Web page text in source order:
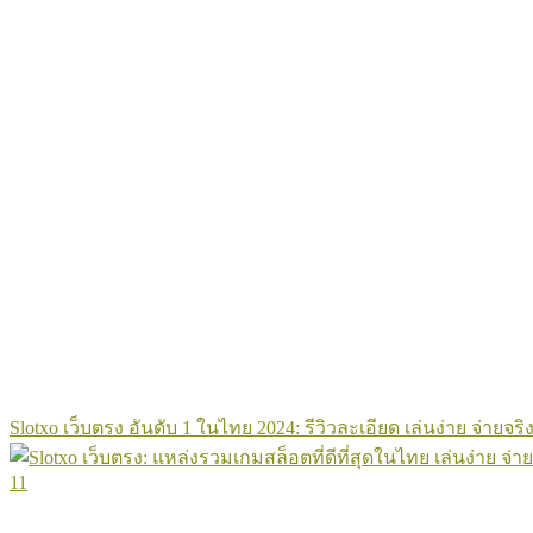
Slotxo เว็บตรง อันดับ 1 ในไทย 2024: รีวิวละเอียด เล่นง่าย จ่ายจริ
11